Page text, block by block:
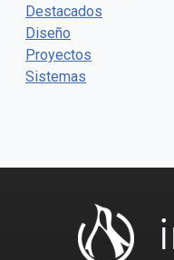
Destacados
Diseño
Proyectos
Sistemas